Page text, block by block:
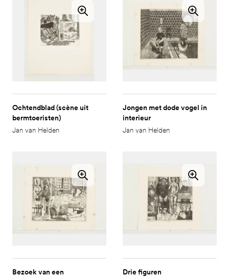
Ochtendblad (scène uit
bermtoeristen)
Jan van Helden
Jongen met dode vogel in
interieur
Jan van Helden
Bezoek van een
Drie figuren